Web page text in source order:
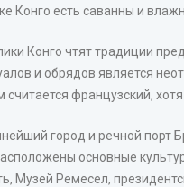
Конго есть саванны и
Конго чтят традиции
и обрядов является
французский,
город и речной
основные
Музей Ремесел,